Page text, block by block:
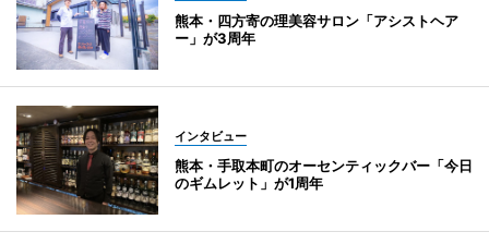
熊本・四方寄の理美容サロン「アシストヘア
ー」が3周年
インタビュー
熊本・手取本町のオーセンティックバー「今日
のギムレット」が1周年